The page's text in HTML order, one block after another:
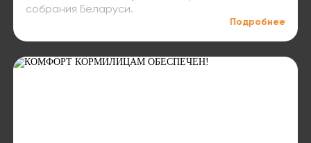
собрания Беларуси.
Подробнее